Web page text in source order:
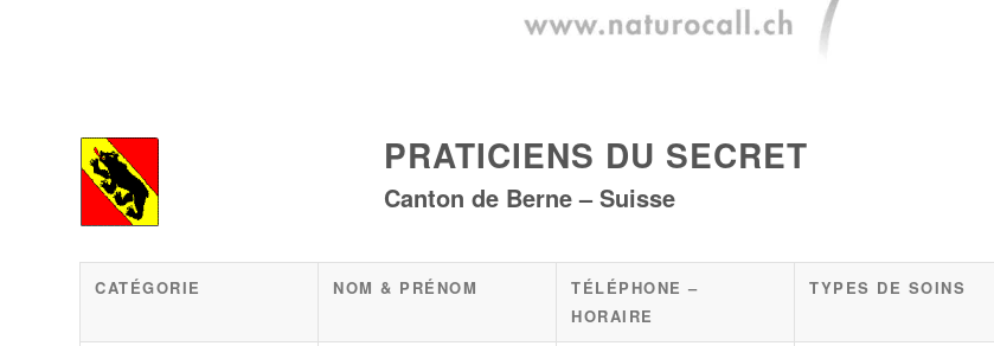
PRATICIENS DU SECRET
Canton de Berne – Suisse
CATÉGORIE NOM & PRÉNOM
TÉLÉPHONE –
HORAIRE
TYPES DE SOINS